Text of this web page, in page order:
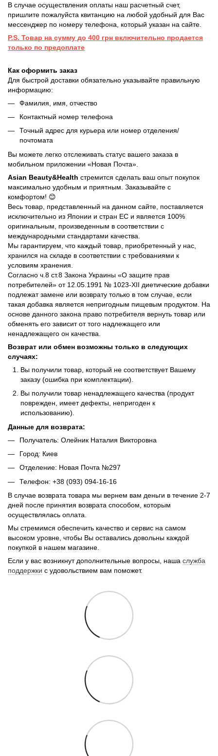
В случае осуществления оплаты наш расчетный счет,
пришлите пожалуйста квитанцию на любой удобный для Вас
мессенджер по номеру телефона, который указан на сайте.
P.S. Товар на сумму до 400 грн включительно продается
только по предоплате
Как оформить заказ
Для быстрой доставки обязательно указывайте правильную
информацию:
Фамилия, имя, отчество
Контактный номер телефона
Точный адрес для курьера или номер отделения/
почтомата
Вы можете легко отслеживать статус вашего заказа в
мобильном приложении «Новая Почта».
Asian Beauty&Health стремится сделать ваш опыт покупок
максимально удобным и приятным. Заказывайте с
комфортом! 😊
Весь товар, представленный на данном сайте, поставляется
исключительно из Японии и стран ЕС и является 100%
оригинальным, произведенным в соответствии с
международными стандартами качества.
Мы гарантируем, что каждый товар, приобретенный у нас,
хранился на складе в соответствии с требованиями к
условиям хранения.
Согласно ч.8 ст.8 Закона Украины «О защите прав
потребителей» от 12.05.1991 № 1023-ХII диетические добавки
подлежат замене или возврату только в том случае, если
такая добавка является непригодным пищевым продуктом. На
основе данного закона право потребителя вернуть товар или
обменять его зависит от того надлежащего или
ненадлежащего он качества.
Возврат или обмен возможны только в следующих
случаях:
Вы получили товар, который не соответствует Вашему
заказу (ошибка при комплектации).
Вы получили товар ненадлежащего качества (продукт
поврежден, имеет дефекты, непригоден к
использованию).
Данные для возврата:
Получатель: Олейник Наталия Викторовна
Город: Киев
Отделение: Новая Почта №297
Телефон: +38 (093) 094-16-16
В случае возврата товара мы вернем вам деньги в течение 2-7
дней после принятия возврата способом, которым
осуществлялась оплата.
Мы стремимся обеспечить качество и сервис на самом
высоком уровне, чтобы Вы оставались довольны каждой
покупкой в нашем магазине.
Если у вас возникнут дополнительные вопросы, наша служба
поддержки с удовольствием вам поможет.